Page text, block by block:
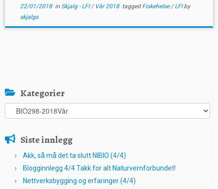
22/01/2018in Skjalg - LFI/ Vår 2018 tagged Fiskehelse/LFIby
skjalgs
Kategorier
Kategorier
Siste innlegg
Akk, så må det ta slutt NIBIO (4/4)
Blogginnlegg 4/4 Takk for alt Naturvernforbundet!
Nettverksbygging og erfaringer (4/4)